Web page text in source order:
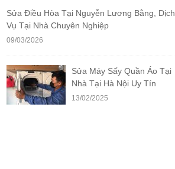
Sửa Điều Hòa Tại Nguyễn Lương Bằng, Dịch
Vụ Tại Nhà Chuyên Nghiệp
09/03/2026
Sửa Máy Sấy Quần Áo Tại
Nhà Tại Hà Nội Uy Tín
13/02/2025